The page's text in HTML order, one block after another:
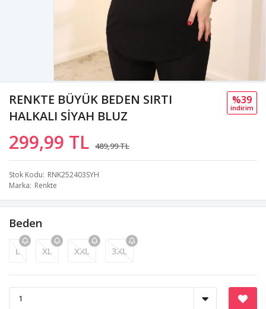
RENKTE BÜYÜK BEDEN SIRTI
HALKALI SİYAH BLUZ
299,99 TL 489,99 TL
%39
i̇ndi̇ri̇m
Stok Kodu RNK252403SYH
Marka Renkte
Beden
L XL XXL 3XL